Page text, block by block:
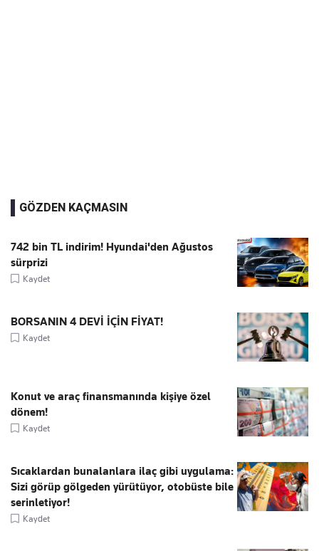
GÖZDEN KAÇMASIN
742 bin TL indirim! Hyundai'den Ağustos
sürprizi
Kaydet
BORSANIN 4 DEVİ İÇİN FİYAT!
Kaydet
Konut ve araç finansmanında kişiye özel
dönem!
Kaydet
Sıcaklardan bunalanlara ilaç gibi uygulama:
Sizi görüp gölgeden yürütüyor, otobüste bile
serinletiyor!
Kaydet